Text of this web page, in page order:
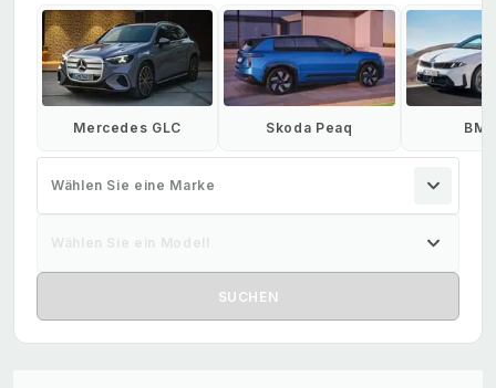
Mercedes GLC Skoda Peaq
Wählen Sie eine Marke
Wählen Sie ein Modell